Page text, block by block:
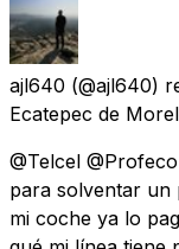
ajl640 (@ajl640)
Ecatepec de
@Telcel
para solventar un
mi coche ya lo